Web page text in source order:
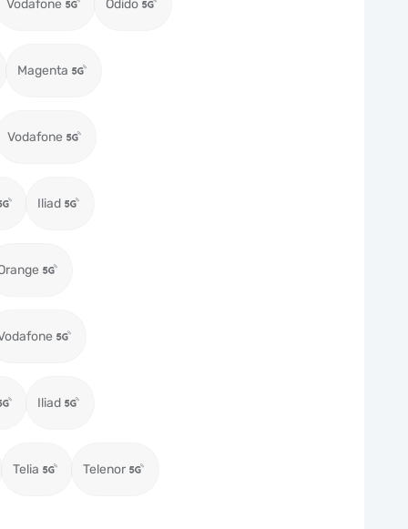
Vodafone Odido
Magenta
Vodafone
Iliad
Iliad
Telia Telenor